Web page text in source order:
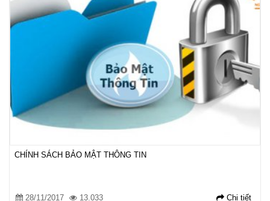
CHÍNH SÁCH BẢO MẬT THÔNG TIN
28/11/2017 13.033 Chi tiết